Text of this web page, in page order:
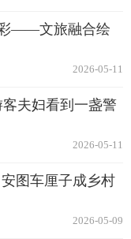
彩——文旅融合绘
2026-05-11
夫妇看到一盏警
2026-05-11
图车厘子成乡村
2026-05-09